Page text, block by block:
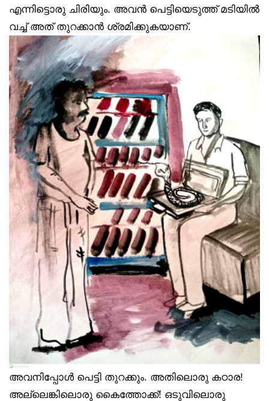
എന്നിട്ടൊരു ചിരിയും. അവൻ പെട്ടിയെടുത്ത് മടിയിൽ
വച്ച് അത് തുറക്കാൻ ശ്രമിക്കുകയാണ്.
അവനിപ്പോൾ പെട്ടി തുറക്കും. അതിലൊരു കഠാര!
അല്ലെങ്കിലൊരു കൈത്തോക്ക്! ഒടുവിലൊരു